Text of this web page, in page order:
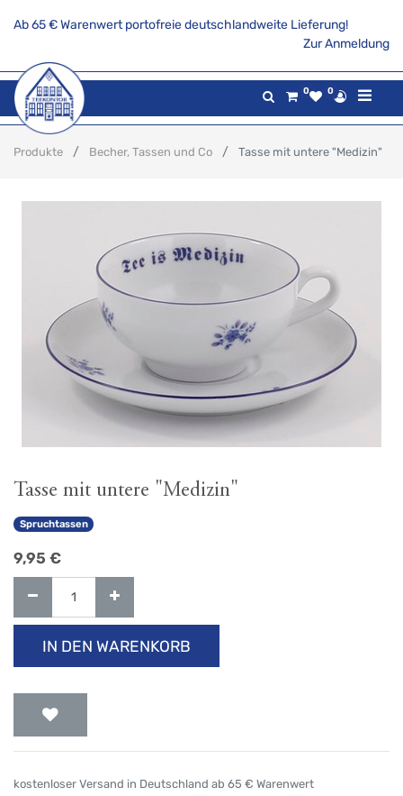
Ab 65 € Warenwert portofreie deutschlandweite Lieferung!
Zur Anmeldung
0 0
Produkte Becher, Tassen und Co Tasse mit untere "Medizin"
Tasse mit untere "Medizin"
Spruchtassen
9,95 €
IN DEN WARENKORB
kostenloser Versand in Deutschland ab 65 € Warenwert